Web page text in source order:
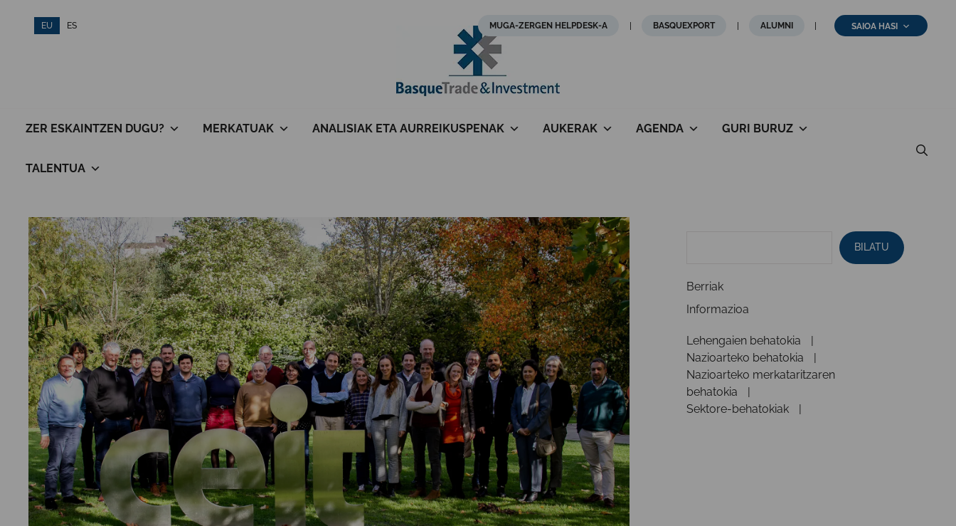
EU ES MUGA-ZERGEN HELPDESK-A BASQUEXPORT ALUMNI SAIOA HASI
ZER ESKAINTZEN DUGU? MERKATUAK ANALISIAK ETA AURREIKUSPENAK AUKERAK AGENDA GURI BURUZ
TALENTUA
BILATU
Berriak
Informazioa
Lehengaien behatokia
Nazioarteko behatokia
Nazioarteko merkataritzaren
behatokia
Sektore-behatokiak